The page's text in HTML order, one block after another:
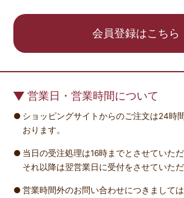
会員登録はこちら
営業日・営業時間について
ショッピングサイトからのご注文は24時
おります。
当日の受注処理は16時までとさせていただ
それ以降は翌営業日に受付をさせていただ
営業時間外のお問い合わせにつきまして